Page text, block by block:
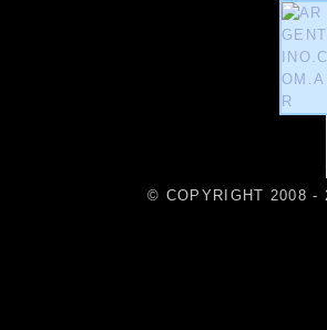
© COPYRIGHT 2008